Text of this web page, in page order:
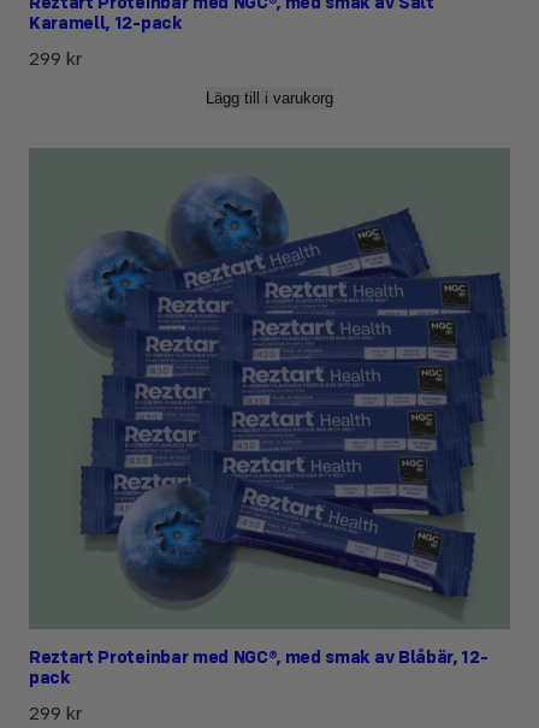
Karamell, 12-pack
299 kr
Lägg till i varukorg
Reztart Proteinbar med NGC®, med smak av Blåbär, 12-
pack
299 kr